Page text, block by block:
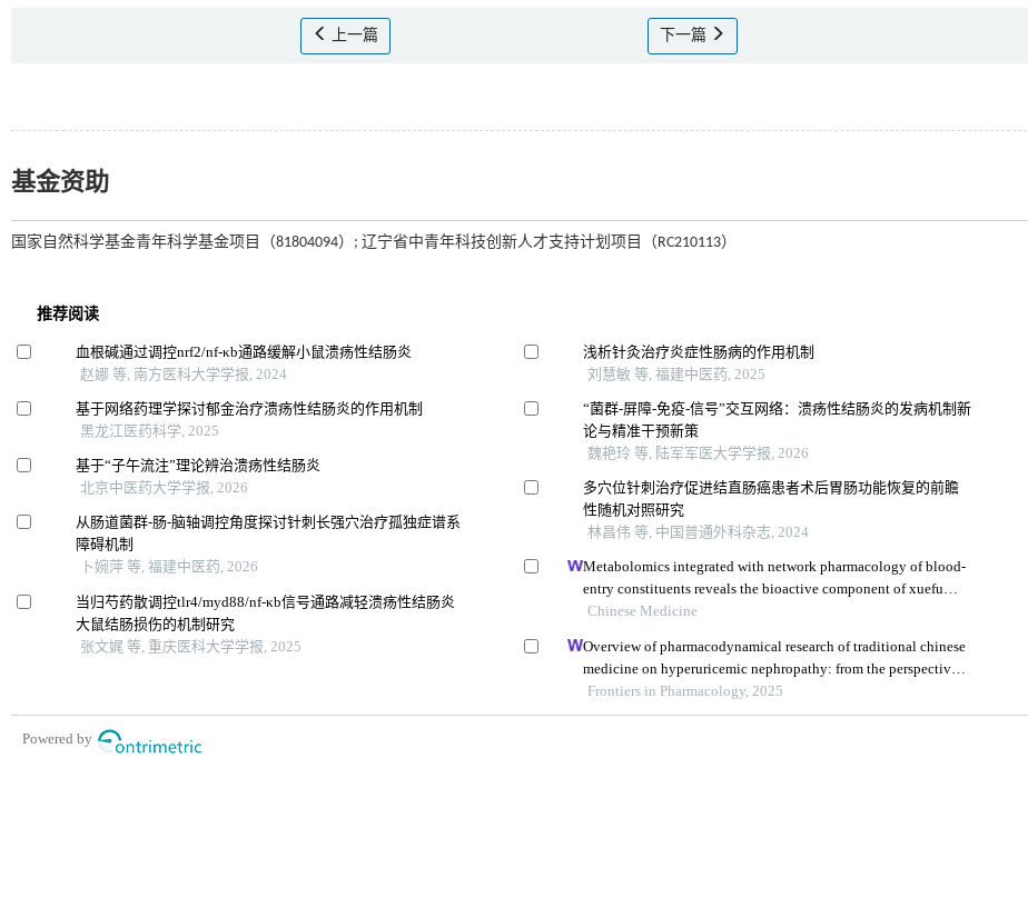
上一篇 下一篇
基金资助
国家自然科学基金青年科学基金项目（81804094）; 辽宁省中青年科技创新人才支持计划项目（RC210113）